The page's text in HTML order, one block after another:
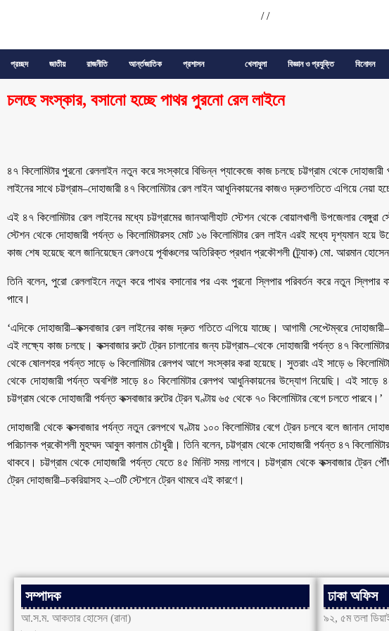
//
প্রচ্ছদ জাতীয় রাজনীতি আর্ন্তজাতিক প্রশাসন খেলাধুলা বিজ্ঞান ও প্রযুক্তি বিনোদন
চলছে সংস্কার, বসানো হচ্ছে পাথর পুরনো রেল লাইনে
৪৭ কিলোমিটার পুরনো রেললাইন নতুন করে সংস্কারে বিভিন্ন প্যাকেজে কাজ চলছে চট্টগ্রাম থেকে দোহাজারী
লাইনের সাথে চট্টগ্রাম–দোহাজারী ৪৭ কিলোমিটার রেল লাইন আধুনিকায়নের কাজও দ্রুতগতিতে এগিয়ে নেয়া
এই ৪৭ কিলোমিটার রেল লাইনের মধ্যে চট্টগ্রামের জানআলীহাট স্টেশন থেকে বোয়ালখালী উপজেলার বেঙ্গুরা
স্টেশন থেকে দোহাজারী পর্যন্ত ৬ কিলোমিটারসহ মোট ১৬ কিলোমিটার রেল লাইন এরই মধ্যে দৃশ্যমান হয়ে
কাজ শেষ হয়েছে বলে জানিয়েছেন রেলওয়ে পূর্বাঞ্চলের অতিরিক্ত প্রধান প্রকৌশলী (ট্র্যাক) মো. আরমান
তিনি বলেন, পুরো রেললাইনে নতুন করে পাথর বসানোর পর এবং পুরনো স্লিপার পরিবর্তন করে নতুন স্লিপার
পাবে।
‘এদিকে দোহাজারী–কক্সবাজার রেল লাইনের কাজ দ্রুত গতিতে এগিয়ে যাচ্ছে। আগামী সেপ্টেম্বরে
এই লক্ষ্যে কাজ চলছে। কক্সবাজার রুটে ট্রেন চালানোর জন্য চট্টগ্রাম–থেকে দোহাজারী পর্যন্ত ৪৭
থেকে ষোলশহর পর্যন্ত সাড়ে ৬ কিলোমিটার রেলপথ আগে সংস্কার করা হয়েছে। সুতরাং এই সাড়ে ৬
থেকে দোহাজারী পর্যন্ত অবশিষ্ট সাড়ে ৪০ কিলোমিটার রেলপথ আধুনিকায়নের উদ্যোগ নিয়েছি। এই সাড়ে
চট্টগ্রাম থেকে দোহাজারী পর্যন্ত কক্সবাজার রুটের ট্রেন ঘণ্টায় ৬৫ থেকে ৭০ কিলোমিটার বেগে চলতে পারবে।’
দোহাজারী থেকে কক্সবাজার পর্যন্ত নতুন রেলপথে ঘণ্টায় ১০০ কিলোমিটার বেগে ট্রেন চলবে বলে জানান
পরিচালক প্রকৌশলী মুহম্মদ আবুল কালাম চৌধুরী। তিনি বলেন, চট্টগ্রাম থেকে দোহাজারী পর্যন্ত ৪৭
থাকবে। চট্টগ্রাম থেকে দোহাজারী পর্যন্ত যেতে ৪৫ মিনিট সময় লাগবে। চট্টগ্রাম থেকে কক্সবাজার ট্রেন
ট্রেন দোহাজারী–চকরিয়াসহ ২–৩টি স্টেশনে ট্রেন থামবে এই কারণে।
সম্পাদক
আ.স.ম. আকতার হোসেন (রানা)
ঢাকা অফিস
৯২, ৫ম তলা